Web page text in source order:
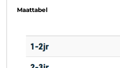
Maattabel